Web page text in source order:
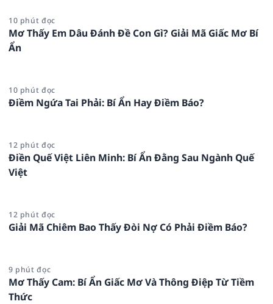
10 phút đọc
Mơ Thấy Em Dâu Đánh Đề Con Gì? Giải Mã Giấc Mơ Bí
Ẩn
10 phút đọc
Điềm Ngứa Tai Phải: Bí Ẩn Hay Điềm Báo?
12 phút đọc
Điền Quế Việt Liên Minh: Bí Ẩn Đằng Sau Ngành Quế
Việt
12 phút đọc
Giải Mã Chiêm Bao Thấy Đòi Nợ Có Phải Điềm Báo?
9 phút đọc
Mơ Thấy Cam: Bí Ẩn Giấc Mơ Và Thông Điệp Từ Tiềm
Thức